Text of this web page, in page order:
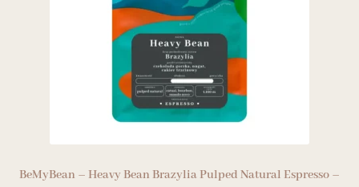
BeMyBean – Heavy Bean Brazylia Pulped Natural Espresso –